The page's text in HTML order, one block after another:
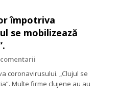
împotriva
se mobilizează
comentarii
coronavirusului. „Clujul se
Multe firme clujene au au